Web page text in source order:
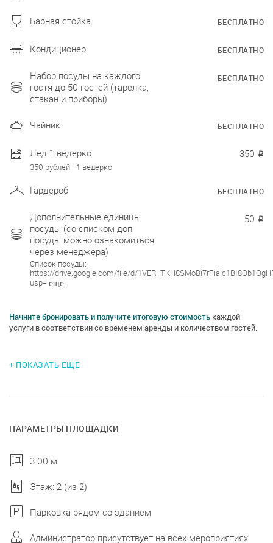
Барная стойка БЕСПЛАТНО
Кондиционер БЕСПЛАТНО
Набор посуды на каждого
гостя до 50 гостей (тарелка,
стакан и приборы)
БЕСПЛАТНО
Чайник БЕСПЛАТНО
Лёд 1 ведёрко
350 рублей - 1 ведерко
350 ₽
Гардероб БЕСПЛАТНО
Дополнительные единицы
посуды (со списком доп
посуды можно ознакомиться
через менеджера)
Список посуды:
https://drive.google.com/file/d/
usp=ещё
50 ₽
Начните бронировать и получите итоговую стоимость каждой
услуги в соответствии со временем аренды и количеством гостей.
+ ПОКАЗАТЬ ЕЩЕ
ПАРАМЕТРЫ ПЛОЩАДКИ
3.00 м
Этаж: 2 (из 2)
Парковка рядом со зданием
Администратор присутствует на всех мероприятиях